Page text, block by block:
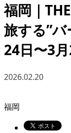
福岡｜
旅する”
24日〜3
2026.02.20
福岡